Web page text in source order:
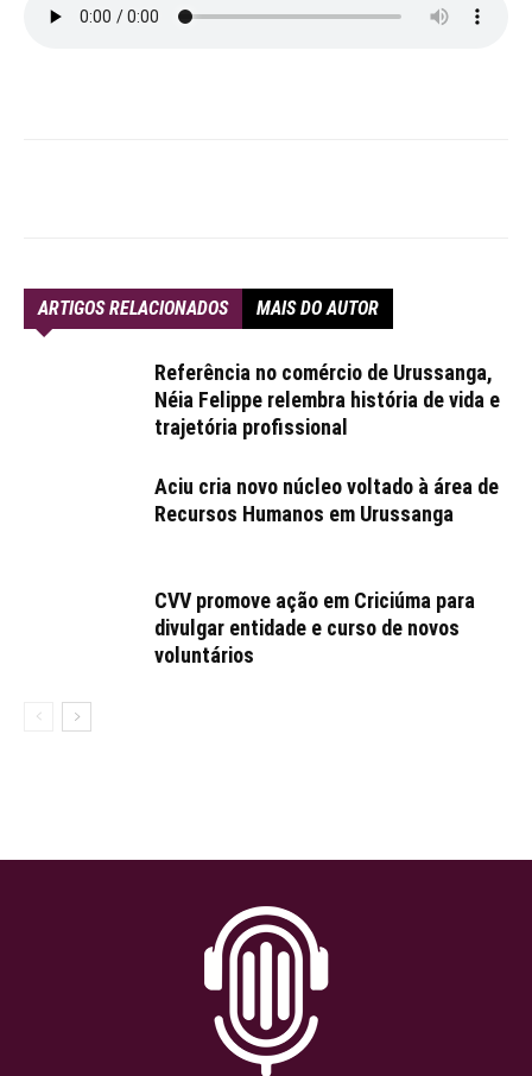
ARTIGOS RELACIONADOS MAIS DO AUTOR
Referência no comércio de Urussanga,
Néia Felippe relembra história de vida e
trajetória profissional
Aciu cria novo núcleo voltado à área de
Recursos Humanos em Urussanga
CVV promove ação em Criciúma para
divulgar entidade e curso de novos
voluntários